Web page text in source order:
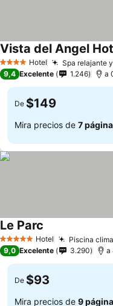
4 EstrellasHotel Spa relajante
Vista del Angel
9,4 Excelente 1.246 a
De $149
Mira precios de 7
5 Estrellas Hotel Piscina
Le Parc
9,0 Excelente 3.290 a
De $93
Mira precios de 9